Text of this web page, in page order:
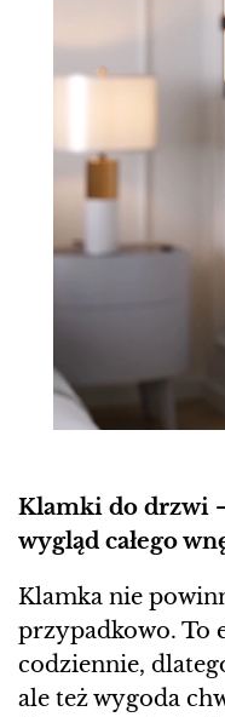
Klamki do drzwi
wygląd całego
Klamka nie
przypadkowo. To
codziennie,
ale też wygoda